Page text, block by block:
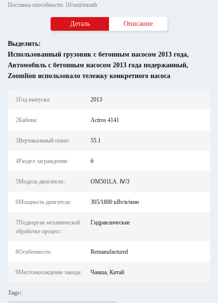
Поставка способности: 10/unit/month
Деталь Описание
Выделить:
Использованный грузовик с бетонным насосом 2013 года,
Автомобиль с бетонным насосом 2013 года подержанный,
Zoomlion использовало тележку конкретного насоса
1Год выпуска: 2013
2Кабина: Actros 4141
3Вертикальный охват: 55.1
4Раздел заграждения: 6
5Модель двигателя:: OM501LA. Ⅳ/3
6Мощность двигателя: 305/1800 кВт/в/мин
7Подвергая механической
обработке процесс:
Гидравлические
8Особенности: Remanufactured
9Местонахождение завода: Чанша, Китай
Tags: